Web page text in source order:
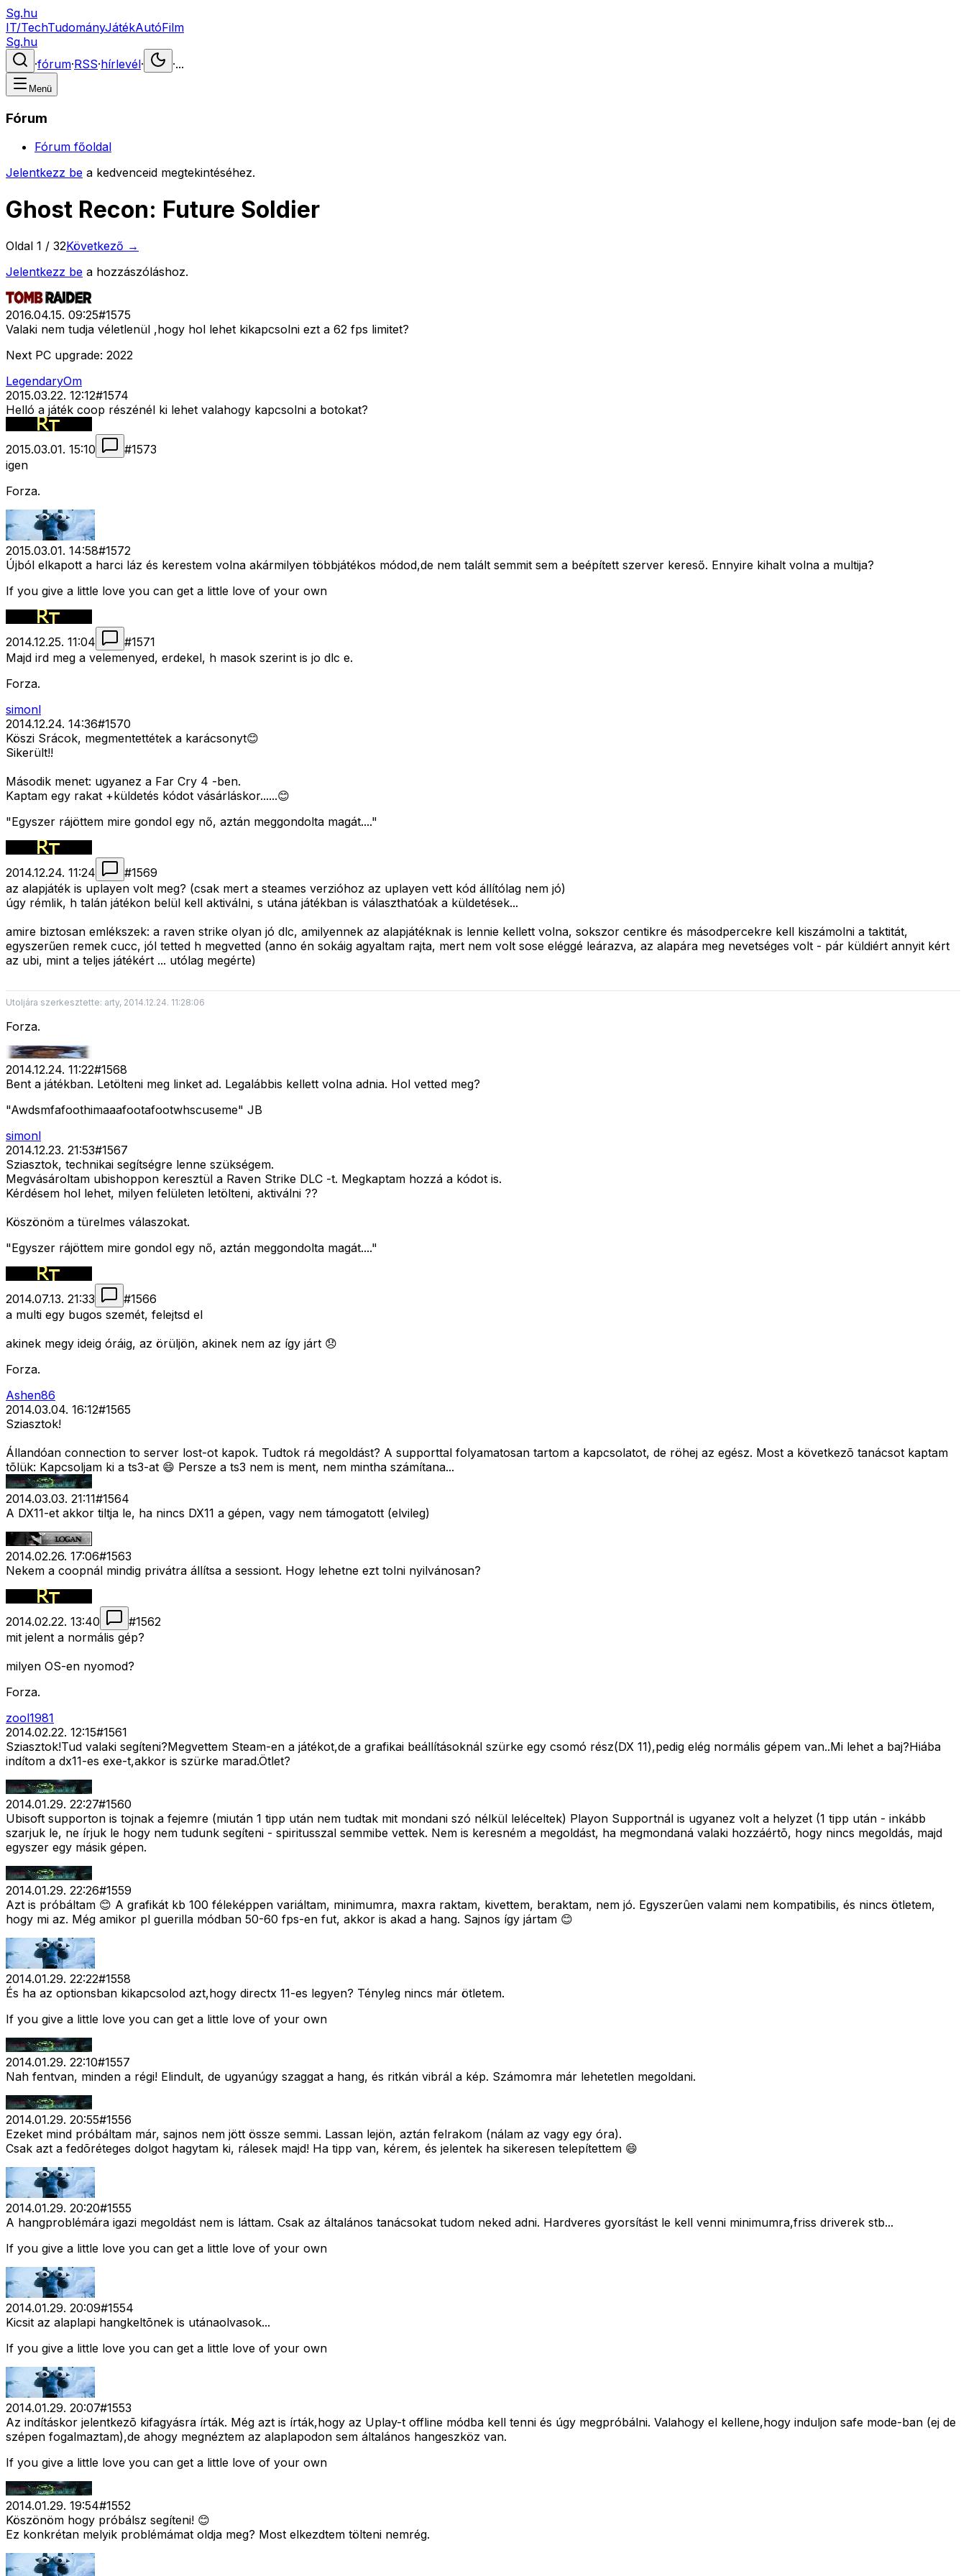
Sg.hu
IT/TechTudományJátékAutóFilm
Sg.hu
·fórum·RSS·hírlevél· ·...
Menü
Fórum
Fórum főoldal
Jelentkezz be a kedvenceid megtekintéséhez.
Ghost Recon: Future Soldier
Oldal 1 / 32Következő →
Jelentkezz be a hozzászóláshoz.
2016.04.15. 09:25#1575
Valaki nem tudja véletlenül ,hogy hol lehet kikapcsolni ezt a 62 fps limitet?
Next PC upgrade: 2022
LegendaryOm
2015.03.22. 12:12#1574
Helló a játék coop részénél ki lehet valahogy kapcsolni a botokat?
2015.03.01. 15:10 #1573
igen
Forza.
2015.03.01. 14:58#1572
Újból elkapott a harci láz és kerestem volna akármilyen többjátékos módod,de nem talált semmit sem a beépített szerver kereső. Ennyire kihalt volna a multija?
If you give a little love you can get a little love of your own
2014.12.25. 11:04 #1571
Majd ird meg a velemenyed, erdekel, h masok szerint is jo dlc e.
Forza.
simonl
2014.12.24. 14:36#1570
Köszi Srácok, megmentettétek a karácsonyt😊
Sikerült!!
Második menet: ugyanez a Far Cry 4 -ben.
Kaptam egy rakat +küldetés kódot vásárláskor......😊
"Egyszer rájöttem mire gondol egy nő, aztán meggondolta magát...."
2014.12.24. 11:24 #1569
az alapjáték is uplayen volt meg? (csak mert a steames verzióhoz az uplayen vett kód állítólag nem jó)
úgy rémlik, h talán játékon belül kell aktiválni, s utána játékban is választhatóak a küldetések...
amire biztosan emlékszek: a raven strike olyan jó dlc, amilyennek az alapjátéknak is lennie kellett volna, sokszor centikre és másodpercekre kell kiszámolni a taktitát,
egyszerűen remek cucc, jól tetted h megvetted (anno én sokáig agyaltam rajta, mert nem volt sose eléggé leárazva, az alapára meg nevetséges volt - pár küldiért annyit kért
az ubi, mint a teljes játékért ... utólag megérte)
Utoljára szerkesztette: arty, 2014.12.24. 11:28:06
Forza.
2014.12.24. 11:22#1568
Bent a játékban. Letölteni meg linket ad. Legalábbis kellett volna adnia. Hol vetted meg?
"Awdsmfafoothimaaafootafootwhscuseme" JB
simonl
2014.12.23. 21:53#1567
Sziasztok, technikai segítségre lenne szükségem.
Megvásároltam ubishoppon keresztül a Raven Strike DLC -t. Megkaptam hozzá a kódot is.
Kérdésem hol lehet, milyen felületen letölteni, aktiválni ??
Köszönöm a türelmes válaszokat.
"Egyszer rájöttem mire gondol egy nő, aztán meggondolta magát...."
2014.07.13. 21:33 #1566
a multi egy bugos szemét, felejtsd el
akinek megy ideig óráig, az örüljön, akinek nem az így járt 😞
Forza.
Ashen86
2014.03.04. 16:12#1565
Sziasztok!
Állandóan connection to server lost-ot kapok. Tudtok rá megoldást? A supporttal folyamatosan tartom a kapcsolatot, de röhej az egész. Most a következõ tanácsot kaptam
tõlük: Kapcsoljam ki a ts3-at 😄 Persze a ts3 nem is ment, nem mintha számítana...
2014.03.03. 21:11#1564
A DX11-et akkor tiltja le, ha nincs DX11 a gépen, vagy nem támogatott (elvileg)
2014.02.26. 17:06#1563
Nekem a coopnál mindig privátra állítsa a sessiont. Hogy lehetne ezt tolni nyilvánosan?
2014.02.22. 13:40 #1562
mit jelent a normális gép?
milyen OS-en nyomod?
Forza.
zool1981
2014.02.22. 12:15#1561
Sziasztok!Tud valaki segíteni?Megvettem Steam-en a játékot,de a grafikai beállításoknál szürke egy csomó rész(DX 11),pedig elég normális gépem van..Mi lehet a baj?Hiába
indítom a dx11-es exe-t,akkor is szürke marad.Ötlet?
2014.01.29. 22:27#1560
Ubisoft supporton is tojnak a fejemre (miután 1 tipp után nem tudtak mit mondani szó nélkül leléceltek) Playon Supportnál is ugyanez volt a helyzet (1 tipp után - inkább
szarjuk le, ne írjuk le hogy nem tudunk segíteni - spiritusszal semmibe vettek. Nem is keresném a megoldást, ha megmondaná valaki hozzáértõ, hogy nincs megoldás, majd
egyszer egy másik gépen.
2014.01.29. 22:26#1559
Azt is próbáltam 😊 A grafikát kb 100 féleképpen variáltam, minimumra, maxra raktam, kivettem, beraktam, nem jó. Egyszerûen valami nem kompatibilis, és nincs ötletem,
hogy mi az. Még amikor pl guerilla módban 50-60 fps-en fut, akkor is akad a hang. Sajnos így jártam 😊
2014.01.29. 22:22#1558
És ha az optionsban kikapcsolod azt,hogy directx 11-es legyen? Tényleg nincs már ötletem.
If you give a little love you can get a little love of your own
2014.01.29. 22:10#1557
Nah fentvan, minden a régi! Elindult, de ugyanúgy szaggat a hang, és ritkán vibrál a kép. Számomra már lehetetlen megoldani.
2014.01.29. 20:55#1556
Ezeket mind próbáltam már, sajnos nem jött össze semmi. Lassan lejön, aztán felrakom (nálam az vagy egy óra).
Csak azt a fedõréteges dolgot hagytam ki, rálesek majd! Ha tipp van, kérem, és jelentek ha sikeresen telepítettem 😄
2014.01.29. 20:20#1555
A hangproblémára igazi megoldást nem is láttam. Csak az általános tanácsokat tudom neked adni. Hardveres gyorsítást le kell venni minimumra,friss driverek stb...
If you give a little love you can get a little love of your own
2014.01.29. 20:09#1554
Kicsit az alaplapi hangkeltõnek is utánaolvasok...
If you give a little love you can get a little love of your own
2014.01.29. 20:07#1553
Az indításkor jelentkezõ kifagyásra írták. Még azt is írták,hogy az Uplay-t offline módba kell tenni és úgy megpróbálni. Valahogy el kellene,hogy induljon safe mode-ban (ej de
szépen fogalmaztam),de ahogy megnéztem az alaplapodon sem általános hangeszköz van.
If you give a little love you can get a little love of your own
2014.01.29. 19:54#1552
Köszönöm hogy próbálsz segíteni! 😊
Ez konkrétan melyik problémámat oldja meg? Most elkezdtem tölteni nemrég.